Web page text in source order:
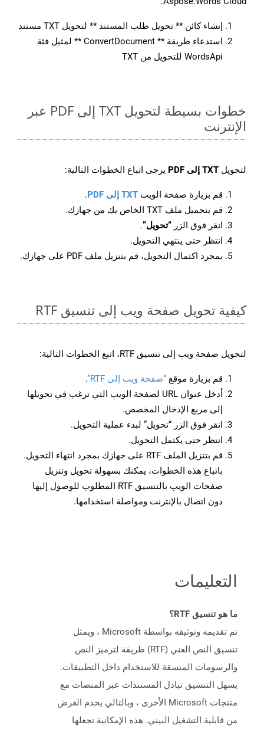
إنشاء كائن ** تحويل طلب المستند ** لتحويل TXT مستند
استدعاء طريقة ** ConvertDocument ** لمثيل فئة
WordsApi للتحويل من TXT
خطوات بسيطة لتحويل TXT إلى PDF عبر
الإنترنت
لتحويل TXT إلى PDF يرجى اتباع الخطوات التالية:
قم بزيارة صفحة الويب TXT إلى PDF
.
قم بتحميل ملف TXT الخاص بك من جهازك.
انقر فوق الزر “تحويل”.
انتظر حتى ينتهي التحويل.
بمجرد اكتمال التحويل، قم بتنزيل ملف PDF على جهازك.
كيفية تحويل صفحة ويب إلى تنسيق RTF
لتحويل صفحة ويب إلى تنسيق RTF، اتبع الخطوات التالية:
قم بزيارة موقع “صفحة ويب إلى RTF”
.
أدخل عنوان URL لصفحة الويب التي ترغب في تحويلها
إلى مربع الإدخال المخصص.
انقر فوق الزر “تحويل” لبدء عملية التحويل.
انتظر حتى يكتمل التحويل.
قم بتنزيل الملف RTF على جهازك بمجرد انتهاء التحويل.
باتباع هذه الخطوات، يمكنك بسهولة تحويل وتنزيل
صفحات الويب بالتنسيق RTF المطلوب للوصول إليها
دون اتصال بالإنترنت ومواصلة استخدامها.
التعليمات
ما هو تنسيق RTF؟
تم تقديمه وتوثيقه بواسطة Microsoft ، ويمثل
تنسيق النص الغني (RTF) طريقة لترميز النص
والرسومات المنسقة للاستخدام داخل التطبيقات.
يسهل التنسيق تبادل المستندات عبر المنصات مع
منتجات Microsoft الأخرى ، وبالتالي يخدم الغرض
من قابلية التشغيل البيني. هذه الإمكانية تجعلها